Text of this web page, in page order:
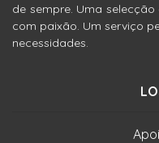
de sempre. Uma
com paixão. Um serviço
necessidades.